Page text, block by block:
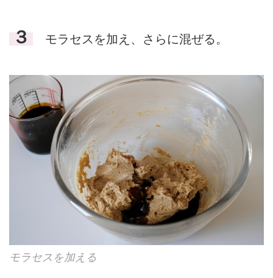
３ モラセスを加え、さらに混ぜる。
モラセスを加える